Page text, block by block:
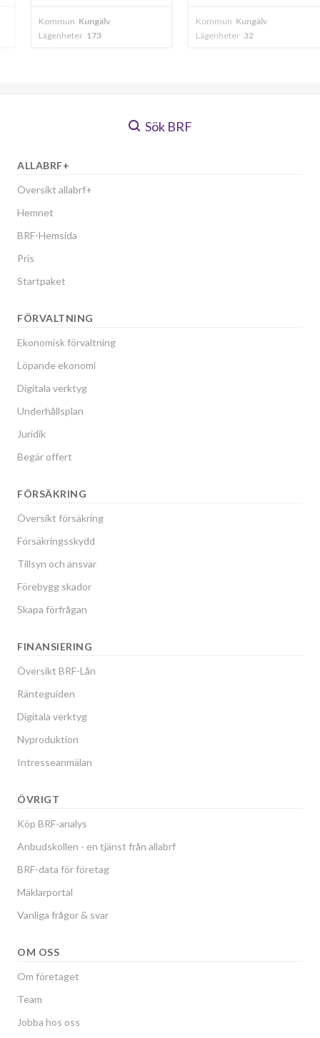
Kommun
Lägenheter
Kommun
Sök BRF
ALLABRF+
Översikt allabrf+
Hemnet
BRF-Hemsida
Pris
Startpaket
FÖRVALTNING
Ekonomisk förvaltning
Löpande ekonomi
Digitala verktyg
Underhållsplan
Juridik
Begär offert
FÖRSÄKRING
Översikt försäkring
Försäkringsskydd
Tillsyn och ansvar
Förebygg skador
Skapa förfrågan
FINANSIERING
Översikt BRF-Lån
Ränteguiden
Digitala verktyg
Nyproduktion
Intresseanmälan
ÖVRIGT
Köp BRF-analys
Anbudskollen - en tjänst från allabrf
BRF-data för företag
Mäklarportal
Vanliga frågor & svar
OM OSS
Om företaget
Team
Jobba hos oss